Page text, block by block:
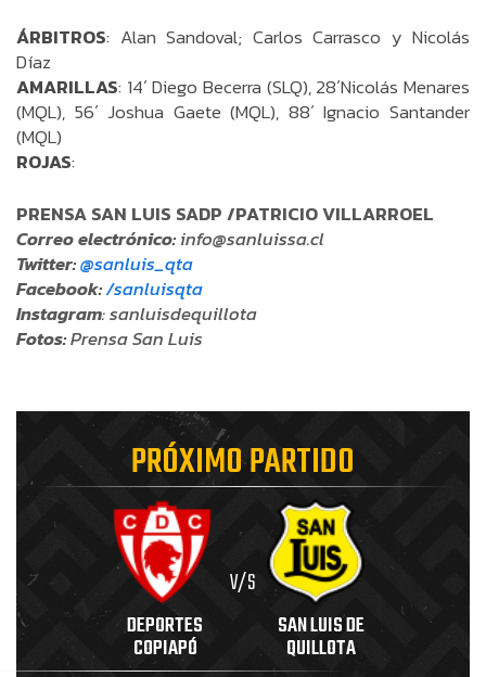
ÁRBITROS: Alan Sandoval; Carlos Carrasco y Nicolás
Díaz
AMARILLAS: 14´ Diego Becerra (SLQ), 28´Nicolás Menares
(MQL), 56´ Joshua Gaete (MQL), 88´ Ignacio Santander
(MQL)
ROJAS:
PRENSA SAN LUIS SADP /PATRICIO VILLARROEL
Correo electrónico:info@sanluissa.cl
Twitter:@sanluis_qta
Facebook:/sanluisqta
Instagram: sanluisdequillota
Fotos:Prensa San Luis
PRÓXIMO PARTIDO
DEPORTES
COPIAPÓ
V/S
SAN LUIS DE
QUILLOTA